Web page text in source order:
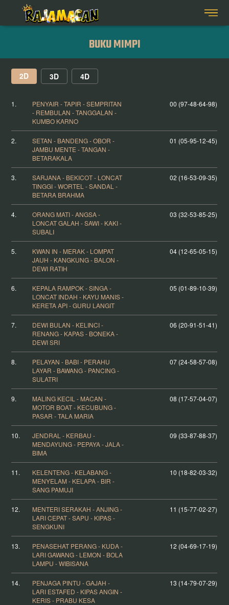
BUKU MIMPI
2D 3D 4D
1.
PENYAIR - TAPIR - SEMPRITAN
- REMBULAN - TANGGALAN -
KUMBO KARNO
00 (97-48-64-98)
2.
SETAN - BANDENG - OBOR -
JAMBU MENTE - TANGAN -
BETARAKALA
01 (05-95-12-45)
3.
SARJANA - BEKICOT - LONCAT
TINGGI - WORTEL - SANDAL -
BETARA BRAHMA
02 (16-53-09-35)
4.
ORANG MATI - ANGSA -
LONCAT GALAH - SAWI - KAKI -
SUBALI
03 (32-53-85-25)
5.
KWAN IN - MERAK - LOMPAT
JAUH - KANGKUNG - BALON -
DEWI RATIH
04 (12-65-05-15)
6.
KEPALA RAMPOK - SINGA -
LONCAT INDAH - KAYU MANIS -
KERETA API - GURU LANGIT
05 (01-89-10-39)
7.
DEWI BULAN - KELINCI -
RENANG - KAPAS - BONEKA -
DEWI SRI
06 (20-91-51-41)
8.
PELAYAN - BABI - PERAHU
LAYAR - BAWANG - PANCING -
SULATRI
07 (24-58-57-08)
9.
MALING KECIL - MACAN -
MOTOR BOAT - KECUBUNG -
PASAR - TALA MARIA
08 (17-57-04-07)
10.
JENDRAL - KERBAU -
MENDAYUNG - PEPAYA - JALA -
BIMA
09 (33-87-88-37)
11.
KELENTENG - KELABANG -
MENYELAM - KELAPA - BIR -
SANG PAMUJI
10 (18-82-03-32)
12.
MENTERI SERAKAH - ANJING -
LARI CEPAT - SAPU - KIPAS -
SENGKUNI
11 (15-77-02-27)
13.
PENASEHAT PERANG - KUDA -
LARI GAWANG - LEMON - BOLA
LAMPU - WIBISANA
12 (04-69-17-19)
14.
PENJAGA PINTU - GAJAH -
LARI ESTAFED - KIPAS ANGIN -
KERIS - PRABU KESA
13 (14-79-07-29)